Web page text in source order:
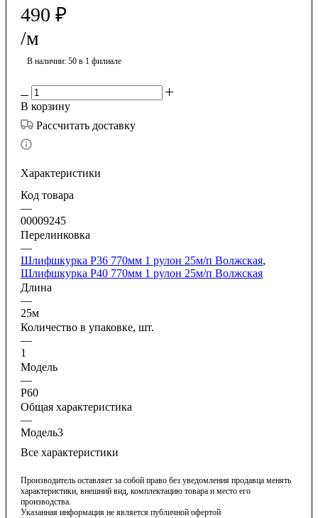
490 ₽
/м
В наличии: 50 в 1 филиале
В корзину
Рассчитать доставку
Характеристики
Код товара
—
00009245
Перелинковка
—
Шлифшкурка P36 770мм 1 рулон 25м/п Волжская,
Шлифшкурка P40 770мм 1 рулон 25м/п Волжская
Длина
—
25м
Количество в упаковке, шт.
—
1
Модель
—
Р60
Общая характеристика
—
Модель3
Все характеристики
Производитель оставляет за собой право без уведомления продавца менять
характеристики, внешний вид, комплектацию товара и место его
производства.
Указанная информация не является публичной офертой